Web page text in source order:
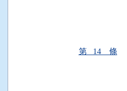
第 14 條